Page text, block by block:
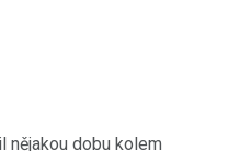
nějakou dobu kolem